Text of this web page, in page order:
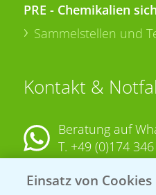
PRE - Chemikalien
Sammelstellen und
Kontakt &
Beratung auf
T. +49 (0)174
KONTAKT
Einsatz von Cookies